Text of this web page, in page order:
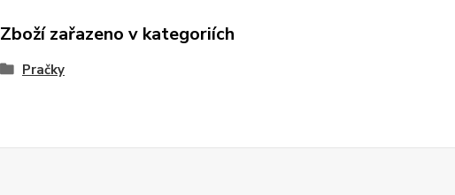
Zboží zařazeno v kategoriích
Pračky